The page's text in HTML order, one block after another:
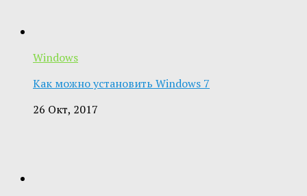
Windows
Как можно установить Windows 7
26 Окт, 2017